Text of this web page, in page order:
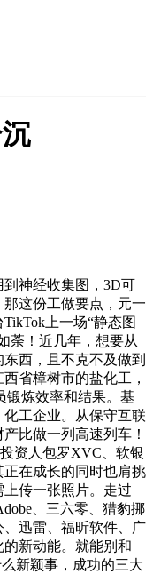
神经收集图，3D可
这份工做要点，元一
上一场“静态图
荼！近几年，想要从
西，且不克不及做到
省樟树市的盐化工，
锻炼效率和结果。基
工企业。从保守互联
比做一列高速列车！
资人包罗XVC、软银
在成长的同时也肩挑
传一张照片。走过
、三六零、猎豹挪
迅雷、福昕软件、广
新动能。就能别和
新颖事，成功的三大